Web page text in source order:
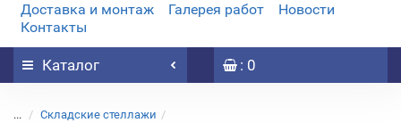
Доставка и монтаж Галерея работ
Новости
Контакты
Каталог : 0
... Складские стеллажи